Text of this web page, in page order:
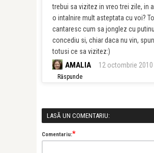
trebui sa vizitez in vreo trei zile, in
o intalnire mult asteptata cu voi?
cantaresc cum sa jonglez cu putinul
concediu si, chiar daca nu vin,
totusi ce sa vizitez:)
AMALIA 12 octombrie 2010
Răspunde
LASĂ UN COMENTARIU:
Comentariu:*